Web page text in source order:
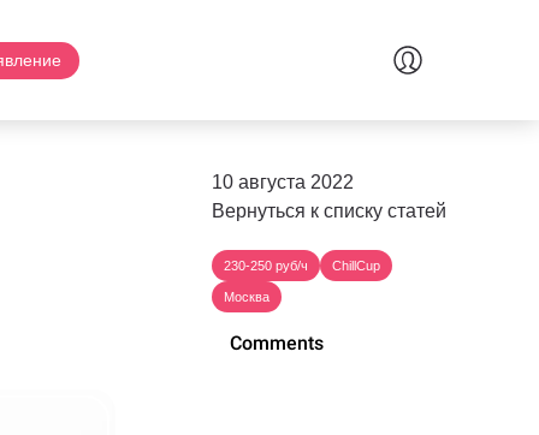
10 августа 2022
Вернуться к списку статей
230-250 руб/ч ChillCup
Москва